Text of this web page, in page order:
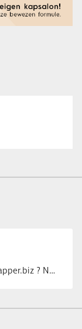
Uw vacature voor 4 weken op www.dekapper.biz ? Neem dan contact op met Maaike …